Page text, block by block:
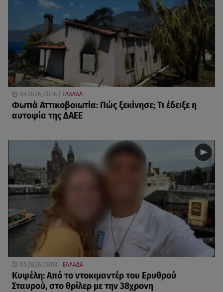
05.08.26, 08:36 ΕΛΛΑΔΑ
Φωτιά Αττικοβοιωτία: Πώς ξεκίνησε; Τι έδειξε η
αυτοψία της ΔΑΕΕ
05.08.26, 08:03 ΕΛΛΑΔΑ
Κυψέλη: Από το ντοκιμαντέρ του Ερυθρού
Σταυρού, στο θρίλερ με την 38χρονη